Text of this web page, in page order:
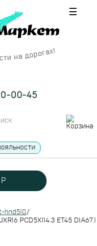
☰
00-45
hnd510/
PCD5X114.3 ET45 DIA67.1